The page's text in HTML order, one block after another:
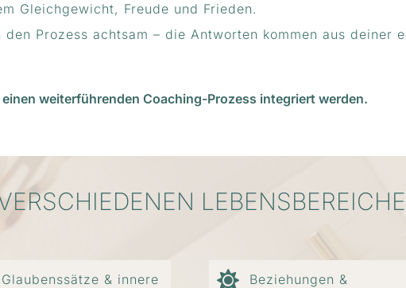
Gleichgewicht, Freude und Frieden.
Prozess achtsam – die Antworten kommen aus deiner
weiterführenden Coaching-Prozess integriert werden.
Glaubenssätze & innere
Beziehungen &